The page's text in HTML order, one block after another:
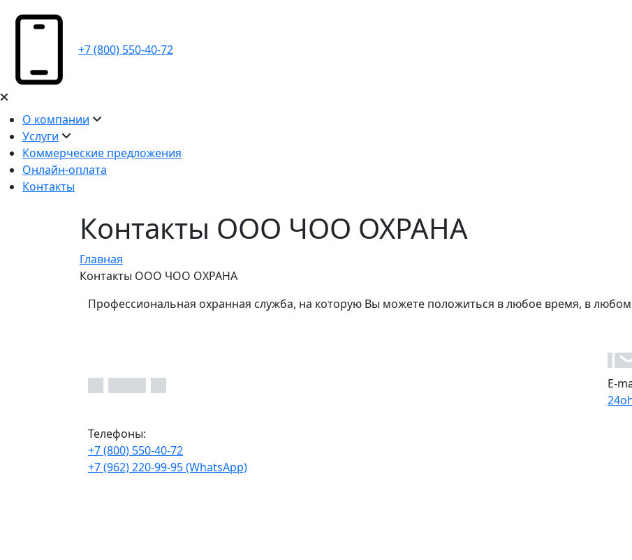
+7 (800) 550-40-72
О компании
Услуги
Коммерческие предложения
Онлайн-оплата
Контакты
Контакты ООО ЧОО ОХРАНА
Главная
Контакты ООО ЧОО ОХРАНА
Профессиональная охранная служба, на которую Вы можете положиться в любое время, в любом
Телефоны:
+7 (800) 550-40-72
+7 (962) 220-99-95 (WhatsApp)
E-